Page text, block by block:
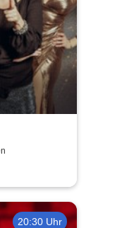
20:30 Uhr